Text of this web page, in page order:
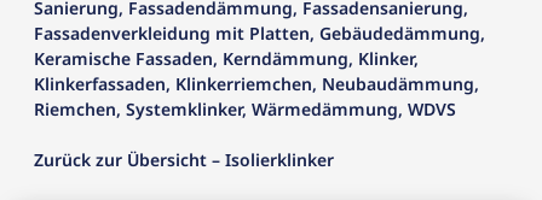
Sanierung, Fassadendämmung, Fassadensanierung,
Fassadenverkleidung mit Platten, Gebäudedämmung,
Keramische Fassaden, Kerndämmung, Klinker,
Klinkerfassaden, Klinkerriemchen, Neubaudämmung,
Riemchen, Systemklinker, Wärmedämmung, WDVS
Zurück zur Übersicht – Isolierklinker